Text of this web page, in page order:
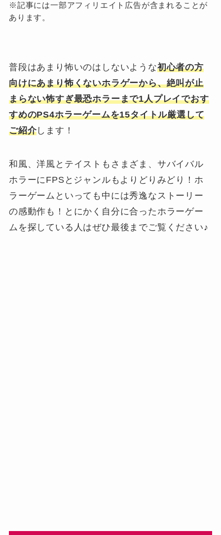
※記事には一部アフィリエイト広告が含まれることが
あります。
普段はあまり怖いのはしないような初心者の方
向けにあまり怖くないホラゲーから、絶叫が止
まらない怖すぎ最恐ホラーまで1人プレイでおす
すめのPS4ホラーゲームを15タイトル厳選して
ご紹介します！
和風、洋風とテイストもさまざま、サバイバル
ホラーにFPSとジャンルもよりどりみどり！ホ
ラーゲームといっても中には秀逸なストーリー
の感動作も！とにかく自分に合ったホラーゲー
ムを探している人はぜひ最後までご覧ください♪